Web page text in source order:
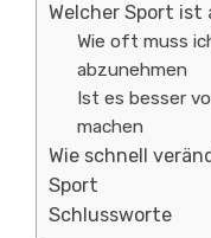
Welcher Sport
Wie oft muss
abzunehmen
Ist es besser
machen
Wie schnell
Sport
Schlussworte